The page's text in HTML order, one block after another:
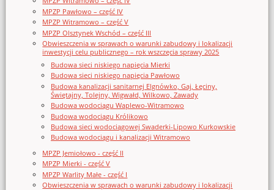
MPZP Pawłowo – część IV
MPZP Witramowo – część V
MPZP Olsztynek Wschód – część III
Obwieszczenia w sprawach o warunki zabudowy i lokalizacji
inwestycji celu publicznego – rok wszczęcia sprawy 2025
Budowa sieci niskiego napięcia Mierki
Budowa sieci niskiego napięcia Pawłowo
Budowa kanalizacji sanitarnej Elgnówko, Gaj, Łęciny,
Świętajny, Tolejny, Wigwałd, Wilkowo, Zawady
Budowa wodociągu Waplewo-Witramowo
Budowa wodociągu Królikowo
Budowa sieci wodociągowej Swaderki-Lipowo Kurkowskie
Budowa wodociągu i kanalizacji Witramowo
MPZP Jemiołowo - część II
MPZP Mierki - część V
MPZP Warlity Małe - część I
Obwieszczenia w sprawach o warunki zabudowy i lokalizacji